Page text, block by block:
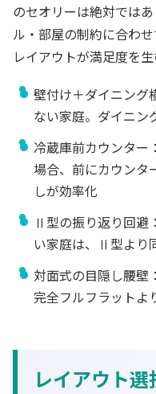
のセオリーは絶対では
ル・部屋の制約に合わ
レイアウトが満足度を生
壁付け＋ダイニング
ない家庭。ダイニン
冷蔵庫前カウンター
場合、前にカウンタ
しが効率化
Ⅱ型の振り返り回避
い家庭は、Ⅱ型より
対面式の目隠し腰壁
完全フルフラットよ
レイアウト